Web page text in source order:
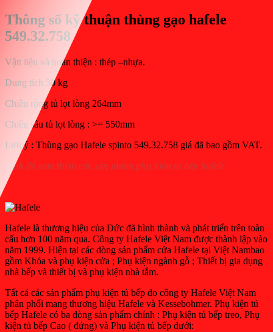
Thông số kỹ thuận thùng gạo hafele
549.32.758
Vậtt liệu và hoàn thiện : thép –nhựa.
Dung tích 30 kg
Chiều rộng tủ lọt lòng 264mm
Chiều sâu tủ lọt lòng : >= 550mm
Lưu ý : Thùng gạo Hafele spinto 549.32.758 giá đã bao gồm VAT.
Link để xem thêm các sản phẩm phụ kiện tủ bếp hafele
Hafele là thương hiệu của Đức đã hình thành và phát triển trên toàn
cấu hơn 100 năm qua. Công ty Hafele Việt Nam được thành lập vào
năm 1999. Hiện tại các dòng sản phẩm cửa Hafele tại Việt Nambao
gồm Khóa và phụ kiện cửa ; Phụ kiện ngành gỗ ; Thiết bị gia dụng
nhà bếp và thiết bị và phụ kiện nhà tắm.
Tất cả các sản phẩm phụ kiện tủ bếp do công ty Hafele Việt Nam
phân phối mang thương hiệu Hafele và Kessebohmer. Phụ kiện tủ
bếp Hafele có ba dòng sản phẩm chính : Phụ kiện tủ bếp treo, Phụ
kiện tủ bếp Cao ( đứng) và Phụ kiện tủ bếp dưới: